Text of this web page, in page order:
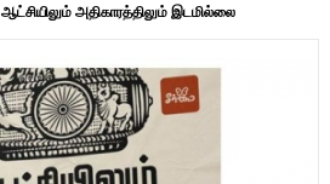
ஆட்சியிலும் அதிகாரத்திலும் இடமில்லை